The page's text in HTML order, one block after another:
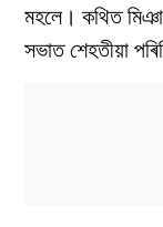
মহলে। কথিত মিঞা
সভাত শেহতীয়া